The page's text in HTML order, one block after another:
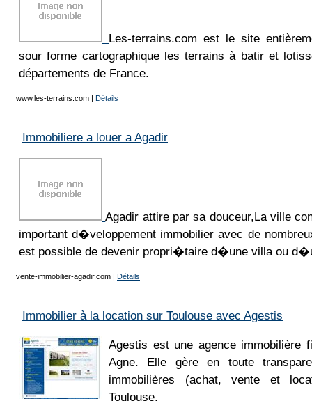
Les-terrains.com est le site
sour forme cartographique les terrains à batir et
départements de France.
www.les-terrains.com | Détails
Immobiliere a louer a Agadir
Agadir attire par sa douceur,La ville
important d�veloppement immobilier avec de
est possible de devenir propri�taire d�une villa ou
vente-immobilier-agadir.com | Détails
Immobilier à la location sur Toulouse avec Agestis
Agestis est une agence immobilière
Agne. Elle gère en toute
immobilières (achat, vente et
Toulouse.